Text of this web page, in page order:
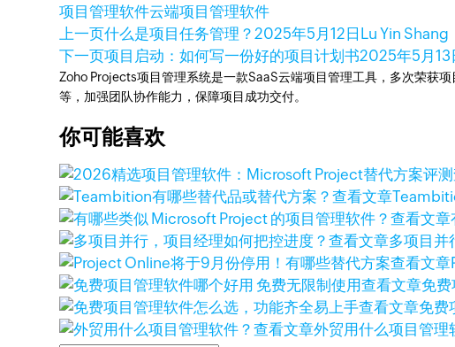
项目管理软件云端项目管理软件
上一页什么是项目任务管理？2025年5月12日 Lu Yin Shang
下一页项目启动：如何写一份好的项目计划书2025年5月13
Zoho Projects项目管理系统是一款SaaS云端项目管理工具，多次荣获
等，加强团队协作能力，保障项目成功交付。
你可能喜欢
查看文章
查看文章
查看文章多项目并
查看文章
查看文章免费
查看文章免费
查看文章外贸用什么项目管理